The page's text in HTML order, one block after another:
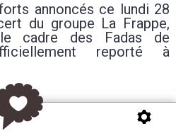
annoncés ce lundi 28
du groupe La Frappe,
cadre des Fadas de
reporté à
qui n’annule pas